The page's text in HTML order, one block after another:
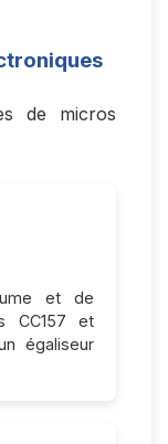
de micros
et de
CC157 et
égaliseur